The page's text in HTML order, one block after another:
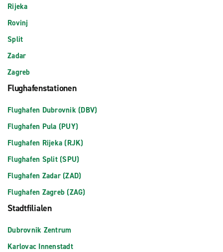
Rijeka
Rovinj
Split
Zadar
Zagreb
Flughafenstationen
Flughafen Dubrovnik (DBV)
Flughafen Pula (PUY)
Flughafen Rijeka (RJK)
Flughafen Split (SPU)
Flughafen Zadar (ZAD)
Flughafen Zagreb (ZAG)
Stadtfilialen
Dubrovnik Zentrum
Karlovac Innenstadt